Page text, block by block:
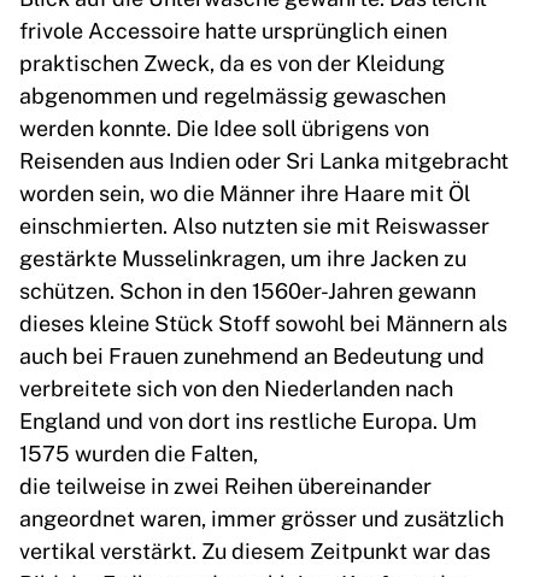
frivole Accessoire hatte ursprünglich einen
praktischen Zweck, da es von der Kleidung
abgenommen und regelmässig gewaschen
werden konnte. Die Idee soll übrigens von
Reisenden aus Indien oder Sri Lanka mitgebracht
worden sein, wo die Männer ihre Haare mit Öl
einschmierten. Also nutzten sie mit Reiswasser
gestärkte Musselinkragen, um ihre Jacken zu
schützen. Schon in den 1560er-Jahren gewann
dieses kleine Stück Stoff sowohl bei Männern als
auch bei Frauen zunehmend an Bedeutung und
verbreitete sich von den Niederlanden nach
England und von dort ins restliche Europa. Um
1575 wurden die Falten,
die teilweise in zwei Reihen übereinander
angeordnet waren, immer grösser und zusätzlich
vertikal verstärkt. Zu diesem Zeitpunkt war das